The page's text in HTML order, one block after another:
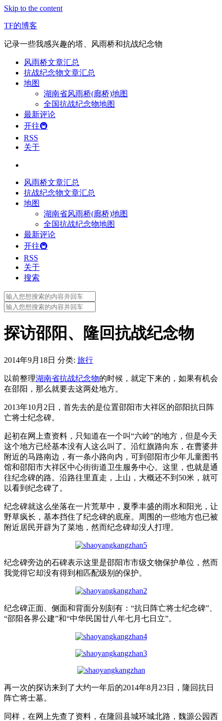
Skip to the content
TF的博客
记录一些我感兴趣的塔、风雨桥和抗战纪念物
风雨桥文章汇总
抗战纪念物文章汇总
地图
湖南省风雨桥(廊桥)地图
全国抗战纪念物地图
最新评论
开往🚇
RSS
关于
风雨桥文章汇总
抗战纪念物文章汇总
地图
湖南省风雨桥(廊桥)地图
全国抗战纪念物地图
最新评论
开往🚇
RSS
关于
搜索
Search
for:
Search
for:
探访邵阳、隆回抗战纪念物
2014年9月18日 分类: 旅行
以前整理湖南省抗战纪念物的时候，就定下来的，如果有机会
在邵阳，那么就要去这两处地方。
2013年10月2日，首先去的是位置邵阳市大祥区的邵阳抗日阵
亡将士纪念碑。
起初在网上查资料，只知道在一个叫“六岭”的地方，但是今天
这个地方已经基本没有人这么叫了。沿红旗路向东，在曹婆井
附近的马路南边，有一条小路向内，可到邵阳市少年儿童图书
馆和邵阳市大祥区中心街街道卫生服务中心。这里，也就是通
往纪念碑的路。沿路往里直走，上山，大概还不到50米，就可
以看到纪念碑了。
纪念碑就这么坐落在一片荒草中，夏季丰盛的雨水和阳光，让
野草疯长，基本挡住了纪念碑的底座。周围的一些地方也已被
附近居民开辟为了菜地，然而纪念碑却没人打理。
纪念碑旁边的石碑表示这里是邵阳市市级文物保护单位，然而
我觉得它却没有得到相匹配级别的保护。
纪念碑正面、侧面和背面分别刻有：“抗日阵亡将士纪念碑”、
“邵阳各界公建”和“中华民国廿八年七月七日立”。
再一次的探访来到了大约一年后的2014年8月23日，隆回抗日
阵亡将士墓。
同样，在网上先查了资料，在隆回县城环城北路，魏源公园西